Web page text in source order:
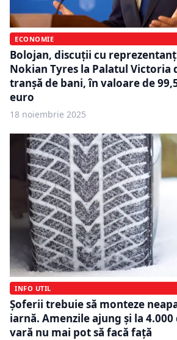
ECONOMIE
Bolojan, discuții cu
Nokian Tyres la Palatul Victoria
tranșă de bani, în valoare de
euro
18 noiembrie 2025
INFO UTIL
Șoferii trebuie să monteze
iarnă. Amenzile ajung și la 4.000
vară nu mai pot să facă față